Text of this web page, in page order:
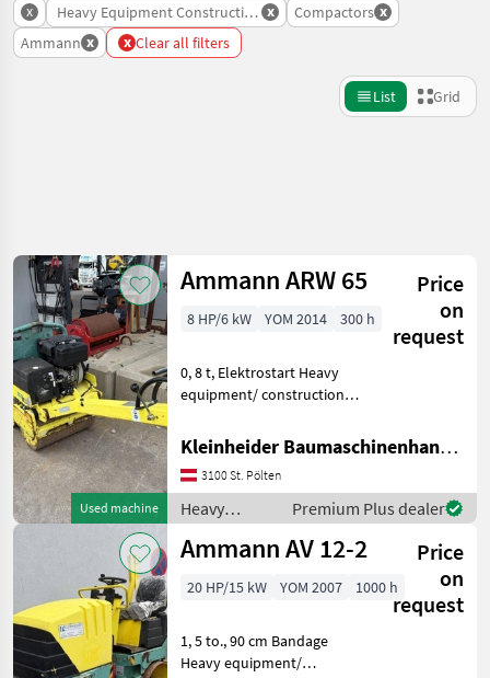
x Heavy Equipment Construction Machines
x Compactors x
Ammann x x Clear all filters
List Grid
Category 4 Place Filter
CURRENT
PATH
Construction
machinery
Heavy
Equipment
Construction
Machines
SELECT
CATEGORY
Ammann
Reset
Show
16
results
Used machine
Ammann ARW 65
Price
on
request
8 HP/6 kW YOM 2014 300 h
0, 8 t, Elektrostart Heavy
equipment/ construction
Kleinheider Baumaschinenhandel GmbH.
3100 St. Pölten
Heavy
equipment/
construction
Ammann
Premium Plus dealer
Ammann AV 12-2
Price
on
request
20 HP/15 kW YOM 2007 1000 h
1, 5 to., 90 cm Bandage
Heavy equipment/